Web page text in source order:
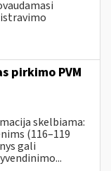
pirkimo PVM
skelbiama:
(116–119
gali